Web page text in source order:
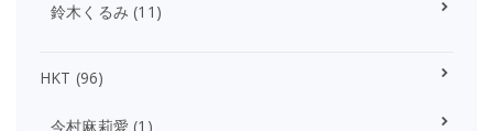
鈴木くるみ (11)
HKT (96)
今村麻莉愛 (1)